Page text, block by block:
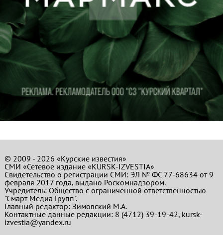
© 2009 - 2026 «Курские известия»
СМИ «Сетевое издание «KURSK-IZVESTIA»
Свидетельство о регистрации СМИ: ЭЛ № ФС 77-68634 от 9
февраля 2017 года, выдано Роскомнадзором.
Учредитель: Общество с ограниченной ответственностью
"Смарт Медиа Групп".
Главный редактор:Зимовский М.А.
Контактные данные редакции: 8 (4712) 39-19-42, kursk-
izvestia@yandex.ru